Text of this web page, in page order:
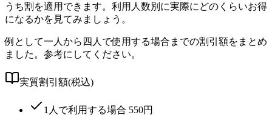
うち割を適用できます。利用人数別に実際にどのくらいお得
になるかを見てみましょう。
例として一人から四人で使用する場合までの割引額をまとめ
ました。参考にしてください。
実質割引額(税込)
1人で利用する場合 550円